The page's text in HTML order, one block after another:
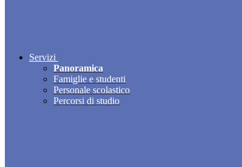
Servizi
Panoramica
Famiglie e studenti
Personale scolastico
Percorsi di studio